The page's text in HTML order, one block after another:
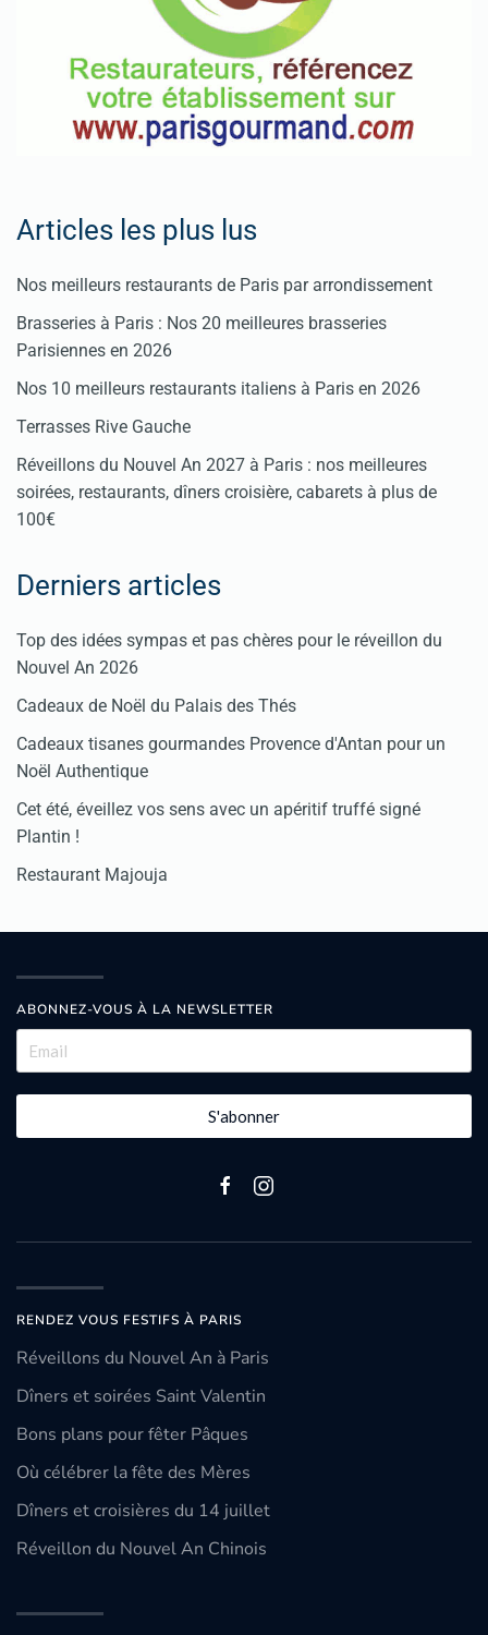
Articles les plus lus
Nos meilleurs restaurants de Paris par arrondissement
Brasseries à Paris : Nos 20 meilleures brasseries
Parisiennes en 2026
Nos 10 meilleurs restaurants italiens à Paris en 2026
Terrasses Rive Gauche
Réveillons du Nouvel An 2027 à Paris : nos meilleures
soirées, restaurants, dîners croisière, cabarets à plus de
100€
Derniers articles
Top des idées sympas et pas chères pour le réveillon du
Nouvel An 2026
Cadeaux de Noël du Palais des Thés
Cadeaux tisanes gourmandes Provence d'Antan pour un
Noël Authentique
Cet été, éveillez vos sens avec un apéritif truffé signé
Plantin !
Restaurant Majouja
ABONNEZ-VOUS À LA NEWSLETTER
S'abonner
RENDEZ VOUS FESTIFS À PARIS
Réveillons du Nouvel An à Paris
Dîners et soirées Saint Valentin
Bons plans pour fêter Pâques
Où célébrer la fête des Mères
Dîners et croisières du 14 juillet
Réveillon du Nouvel An Chinois